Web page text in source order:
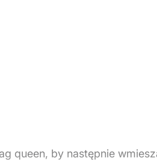
queen, by następnie